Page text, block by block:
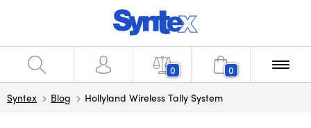
0 0
Syntex Blog Hollyland Wireless Tally System